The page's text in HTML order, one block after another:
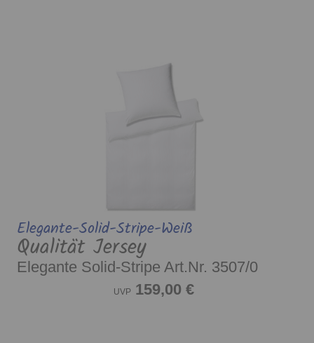
Elegante-Solid-Stripe-Weiß
Qualität Jersey
Elegante Solid-Stripe Art.Nr. 3507/0
UVP 159,00 €